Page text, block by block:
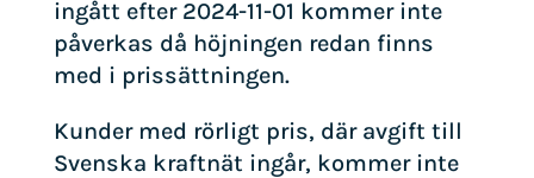
ingått efter 2024-11-01 kommer inte
påverkas då höjningen redan finns
med i prissättningen.
Kunder med rörligt pris, där avgift till
Svenska kraftnät ingår, kommer inte